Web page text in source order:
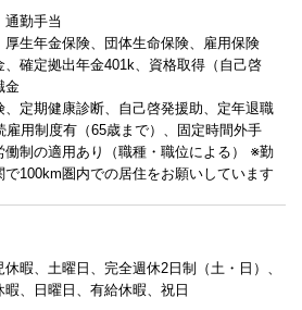
通勤手当
生年金保険、団体生命保険、雇用保険
、確定拠出年金401k、資格取得（自己啓
金
定期健康診断、自己啓発援助、定年退職
雇用制度有（65歳まで）、固定時間外手
働制の適用あり（職種・職位による） ※勤
100km圏内での居住をお願いしています
暇、土曜日、完全週休2日制（土・日）、
、日曜日、有給休暇、祝日